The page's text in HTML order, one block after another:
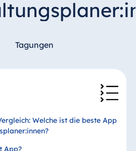
Tagungen
Welche ist die beste App
App?